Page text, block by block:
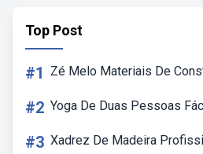
Top Post
#1 Zé Melo Materiais De
#2 Yoga De Duas Pessoas
#3 Xadrez De Madeira